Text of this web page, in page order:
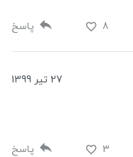
8 پاسخ
27 تیر 1399
3 پاسخ